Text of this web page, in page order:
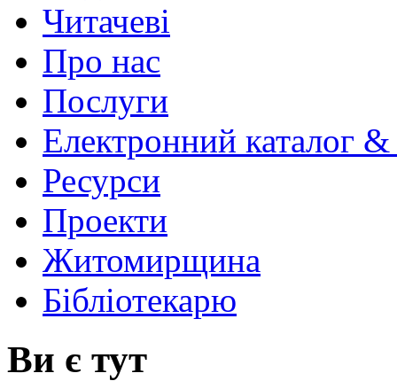
Читачеві
Про нас
Послуги
Електронний каталог
Ресурси
Проекти
Житомирщина
Бібліотекарю
Ви є тут